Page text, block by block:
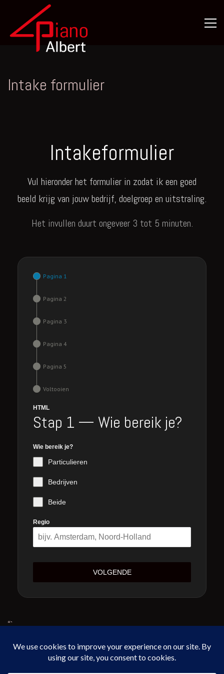
content
Intake formulier
Intakeformulier
Vul hieronder het formulier in zodat ik een goed
beeld krijg van jouw bedrijf, doelgroep en uitstraling.
Het invullen duurt ongeveer 3 tot 5 minuten.
Pagina 1
Pagina 2
Pagina 3
Pagina 4
Pagina 5
Voltooien
HTML
Stap 1 — Wie bereik je?
Wie bereik je?
Particulieren
Bedrijven
Beide
Regio
VOLGENDE
“`